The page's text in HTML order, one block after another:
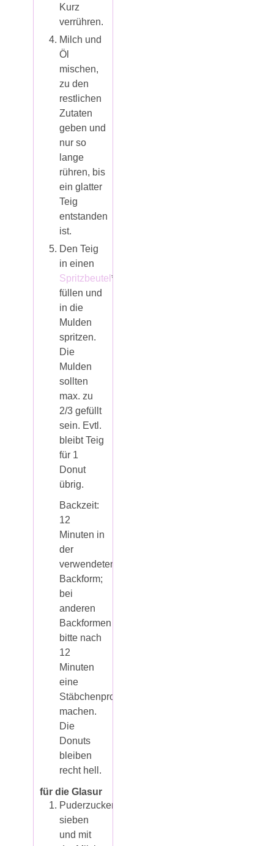
Kurz
verrühren.
Milch und
Öl
mischen,
zu den
restlichen
Zutaten
geben und
nur so
lange
rühren, bis
ein glatter
Teig
entstanden
ist.
Den Teig
in einen
Spritzbeutel *
füllen und
in die
Mulden
spritzen.
Die
Mulden
sollten
max. zu
2/3 gefüllt
sein. Evtl.
bleibt Teig
für 1
Donut
übrig.
Backzeit:
12
Minuten in
der
verwendeten
Backform;
bei
anderen
Backformen
bitte nach
12
Minuten
eine
Stäbchenprobe
machen.
Die
Donuts
bleiben
recht hell.
für die Glasur
Puderzucker
sieben
und mit